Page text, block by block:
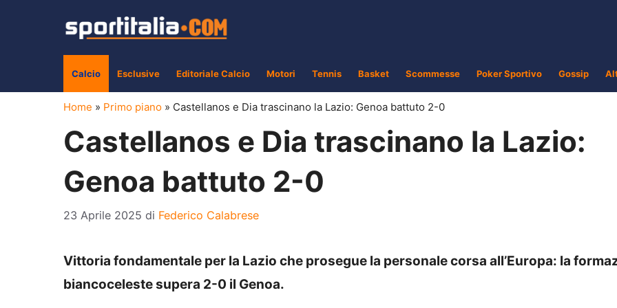
Calcio Esclusive Editoriale Calcio Motori Tennis Basket Scommesse Poker Sportivo Gossip
Home » Primo piano » Castellanos e Dia trascinano la Lazio: Genoa battuto 2-0
Castellanos e Dia trascinano la Lazio:
Genoa battuto 2-0
23 Aprile 2025 di Federico Calabrese
Vittoria fondamentale per la Lazio che prosegue la personale corsa all’Europa: la
biancoceleste supera 2-0 il Genoa.